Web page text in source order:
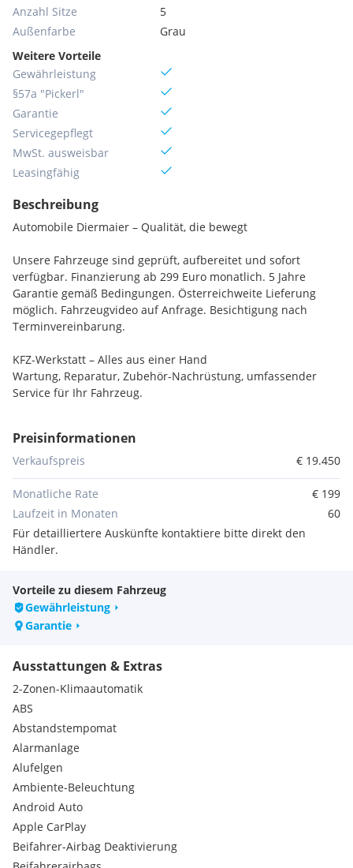
Anzahl Sitze
5
Außenfarbe
Grau
Weitere Vorteile
Gewährleistung
§57a "Pickerl"
Garantie
Servicegepflegt
MwSt. ausweisbar
Leasingfähig
Beschreibung
Automobile Diermaier – Qualität, die bewegt
Unsere Fahrzeuge sind geprüft, aufbereitet und sofort
verfügbar. Finanzierung ab 299 Euro monatlich. 5 Jahre
Garantie gemäß Bedingungen. Österreichweite Lieferung
möglich. Fahrzeugvideo auf Anfrage. Besichtigung nach
Terminvereinbarung.
KFZ-Werkstatt – Alles aus einer Hand
Wartung, Reparatur, Zubehör-Nachrüstung, umfassender
Service für Ihr Fahrzeug.
Montag bis Freitag: 8 bis 18 Uhr
Samstag: nach Vereinbarung
Direkte Kontaktaufnahme über WhatsApp! Speichern Sie
einfach unsere Nummer und senden Sie uns Ihr
Anliegen: WhatsApp:
Infos zum Fahrzeug:
-Lückenlose Historie
-Servicegepflegt
-Nichtraucher-Fahrzeug
Sonderausstattung:
Audio-Navigationssystem Discover Media Streaming &
Internet (Touchscreen, Bluetooth, USB)
Ausstattungs-Paket: Licht + Sicht Plus
Business-Paket Premium mit Navigation
Einparkhilfe vorn und hinten
Fahrassistenz-System: Verkehrszeichenerkennung
Fzg. ohne Reifen-Reparaturkit (Reserverad)
Lenkrad (Leder) mit Multifunktion und Schaltfunktion
Metallic-Lackierung
Mobile Online Dienste We Connect Plus
Ausstattung:
3-Punkt-Sicherheitsgurt hinten mitte
Preisinformationen
Verkaufspreis € 19.450
Monatliche Rate
€ 199
Laufzeit in Monaten
60
Für detailliertere Auskünfte kontaktiere bitte direkt den
Händler.
Vorteile zu diesem Fahrzeug
Gewährleistung
Garantie
Ausstattungen & Extras
2-Zonen-Klimaautomatik
ABS
Abstandstempomat
Alarmanlage
Alufelgen
Ambiente-Beleuchtung
Android Auto
Apple CarPlay
Beifahrer-Airbag Deaktivierung